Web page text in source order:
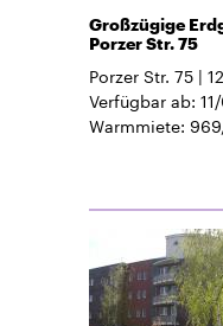
Großzügige
Porzer Str. 75
Porzer Str. 75
Verfügbar ab
Warmmiete